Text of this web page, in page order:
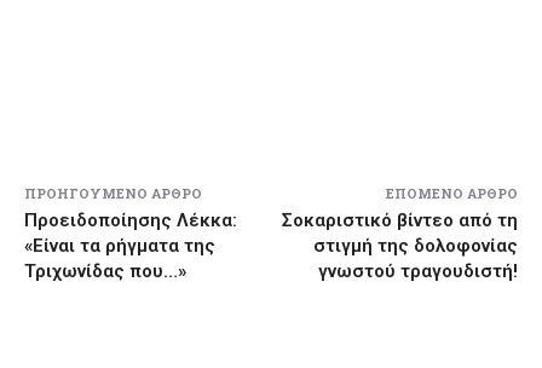
ΠΡΟΗΓΟΎΜΕΝΟ ΆΡΘΡΟ
Προειδοποίησης Λέκκα:
«Είναι τα ρήγματα της
Τριχωνίδας που…»
ΕΠΌΜΕΝΟ ΆΡΘΡΟ
Σοκαριστικό βίντεο από τη
στιγμή της δολοφονίας
γνωστού τραγουδιστή!